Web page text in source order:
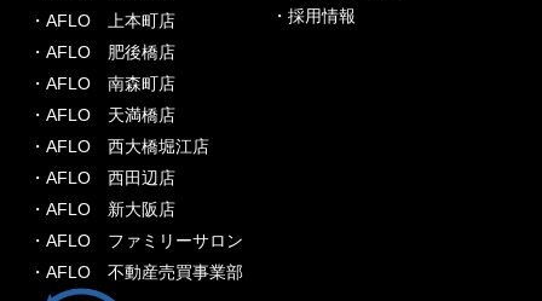
・AFLO 上本町店
・AFLO 肥後橋店
・AFLO 南森町店
・AFLO 天満橋店
・AFLO 西大橋堀江店
・AFLO 西田辺店
・AFLO 新大阪店
・AFLO ファミリーサロン
・AFLO 不動産売買事業部
・採用情報